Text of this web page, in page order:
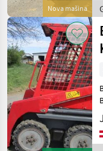
Nova mašina